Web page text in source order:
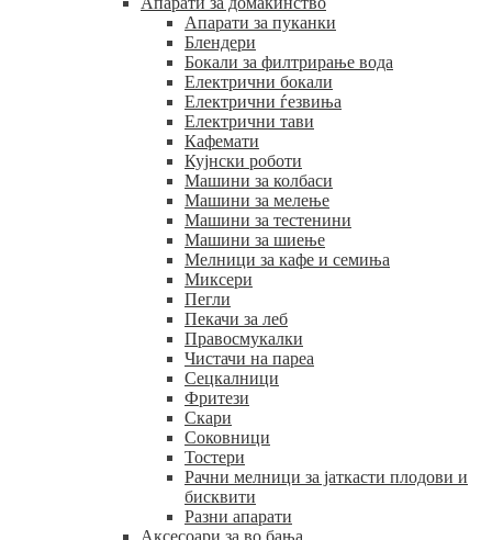
Апарати за пуканки
Блендери
Бокали за филтрирање вода
Електрични бокали
Електрични ѓезвиња
Електрични тави
Кафемати
Кујнски роботи
Машини за колбаси
Машини за мелење
Машини за тестенини
Машини за шиење
Мелници за кафе и семиња
Миксери
Пегли
Пекачи за леб
Правосмукалки
Чистачи на пареа
Сецкалници
Фритези
Скари
Соковници
Тостери
Рачни мелници за јаткасти плодови и
бисквити
Разни апарати
Аксесоари за во бања